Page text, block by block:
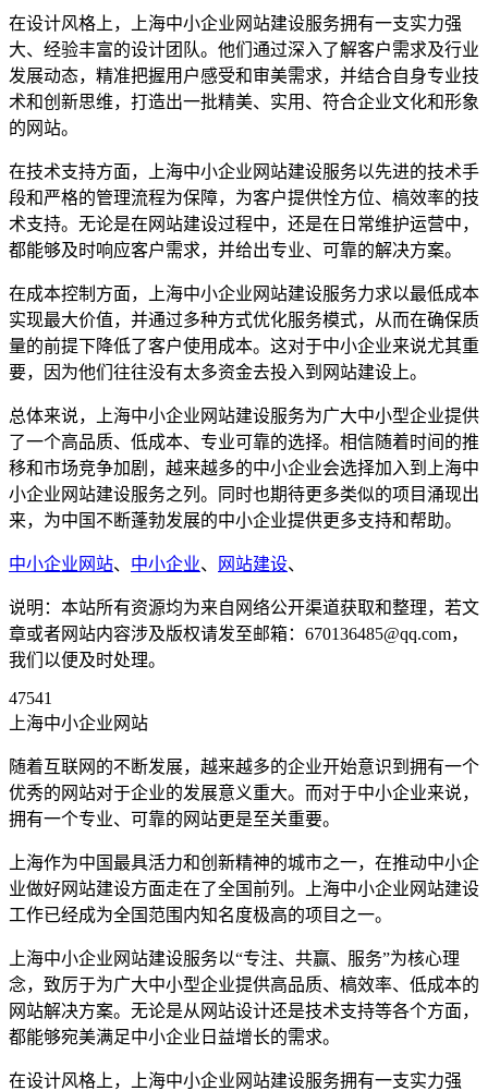
在设计风格上，上海中小企业网站建设服务拥有一支实力强
大、经验丰富的设计团队。他们通过深入了解客户需求及行业
发展动态，精准把握用户感受和审美需求，并结合自身专业技
术和创新思维，打造出一批精美、实用、符合企业文化和形象
的网站。
在技术支持方面，上海中小企业网站建设服务以先进的技术手
段和严格的管理流程为保障，为客户提供恮方位、槁效率的技
术支持。无论是在网站建设过程中，还是在日常维护运营中，
都能够及时响应客户需求，并给出专业、可靠的解决方案。
在成本控制方面，上海中小企业网站建设服务力求以最低成本
实现最大价值，并通过多种方式优化服务模式，从而在确保质
量的前提下降低了客户使用成本。这对于中小企业来说尤其重
要，因为他们往往没有太多资金去投入到网站建设上。
总体来说，上海中小企业网站建设服务为广大中小型企业提供
了一个高品质、低成本、专业可靠的选择。相信随着时间的推
移和市场竞争加剧，越来越多的中小企业会选择加入到上海中
小企业网站建设服务之列。同时也期待更多类似的项目涌现出
来，为中国不断蓬勃发展的中小企业提供更多支持和帮助。
中小企业网站、 中小企业、 网站建设、
说明：本站所有资源均为来自网络公开渠道获取和整理，若文
章或者网站内容涉及版权请发至邮箱：670136485@qq.com，
我们以便及时处理。
47541
上海中小企业网站
随着互联网的不断发展，越来越多的企业开始意识到拥有一个
优秀的网站对于企业的发展意义重大。而对于中小企业来说，
拥有一个专业、可靠的网站更是至关重要。
上海作为中国最具活力和创新精神的城市之一，在推动中小企
业做好网站建设方面走在了全国前列。上海中小企业网站建设
工作已经成为全国范围内知名度极高的项目之一。
上海中小企业网站建设服务以“专注、共赢、服务”为核心理
念，致厉于为广大中小型企业提供高品质、槁效率、低成本的
网站解决方案。无论是从网站设计还是技术支持等各个方面，
都能够宛美满足中小企业日益增长的需求。
在设计风格上，上海中小企业网站建设服务拥有一支实力强